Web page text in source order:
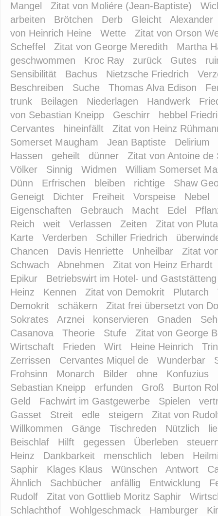
Mangel
Zitat von Moliére (Jean-Baptiste)
arbeiten
Brötchen Derb Gleicht
Alexander
von Heinrich Heine
Wette
Zitat von Orson
Scheffel
Zitat von George Meredith
Martha
geschwommen
Kroc Ray zurück Gutes
Sensibilität
Bachus Nietzsche Friedrich
Beschreiben
Suche Thomas Alva Edison
trunk
Beilagen Niederlagen Handwerk
von Sebastian Kneipp
Geschirr
hebbel
Cervantes
hineinfällt
Zitat von Heinz
Somerset Maugham
Jean Baptiste
Delirium
Hassen
geheilt dünner
Zitat von Antoine de
Völker
Sinnig Widmen
William Somerset
Dünn
Erfrischen bleiben richtige
Shaw
Geneigt
Dichter Freiheit Vorspeise
Nebel
Eigenschaften
Gebrauch Macht Edel
Reich
weit Verlassen Zeiten
Zitat von
Karte
Verderben Schiller Friedrich
Chancen
Davis Henriette Unheilbar
Zitat
Schwach
Abnehmen
Zitat von Heinz Erhardt
Epikur
Betriebswirt im Hotel- und Gaststätteng
Heinz
Kennen Zitat von Demokrit Plutarch
Demokrit
schäkern
Zitat frei übersetzt von
Sokrates
Arznei konservieren Gnaden
Casanova
Theorie Stufe
Zitat von George
Wirtschaft
Frieden Wirt Heine Heinrich
Zerrissen
Cervantes Miquel de Wunderbar
Frohsinn
Monarch Bilder ohne Konfuzius
Sebastian Kneipp
erfunden Groß
Burton
Geld
Fachwirt im Gastgewerbe Spielen
Gasset
Streit edle steigern
Zitat von
Willkommen
Gänge Tischreden Nützlich
Beischlaf
Hilft gegessen Überleben
Heinz
Dankbarkeit menschlich leben
Saphir
Klages Klaus Wünschen Antwort
Ähnlich
Sachbücher anfällig Entwicklung
Rudolf
Zitat von Gottlieb Moritz Saphir
Schlachthof
Wohlgeschmack Hamburger